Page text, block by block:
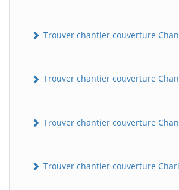
Trouver chantier couverture
Trouver chantier couverture
Trouver chantier couverture
Trouver chantier couverture